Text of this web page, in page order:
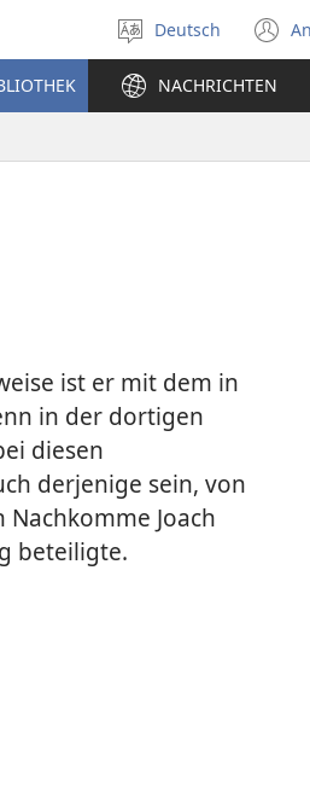
Sprache
auswählen
Deutsch
NACHRICHTEN
ist er mit dem in
in der dortigen
diesen
derjenige sein, von
Nachkomme Joach
beteiligte.